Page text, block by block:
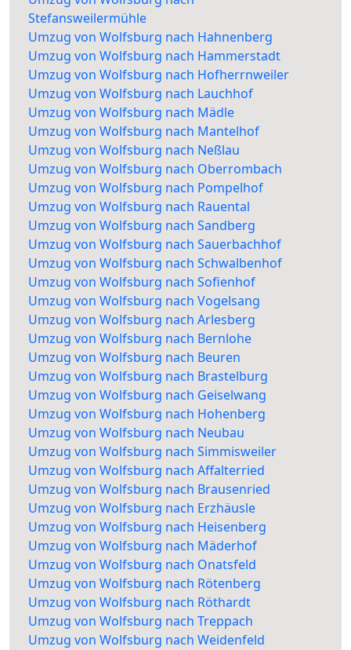
Stefansweilermühle
Umzug von Wolfsburg nach Hahnenberg
Umzug von Wolfsburg nach Hammerstadt
Umzug von Wolfsburg nach Hofherrnweiler
Umzug von Wolfsburg nach Lauchhof
Umzug von Wolfsburg nach Mädle
Umzug von Wolfsburg nach Mantelhof
Umzug von Wolfsburg nach Neßlau
Umzug von Wolfsburg nach Oberrombach
Umzug von Wolfsburg nach Pompelhof
Umzug von Wolfsburg nach Rauental
Umzug von Wolfsburg nach Sandberg
Umzug von Wolfsburg nach Sauerbachhof
Umzug von Wolfsburg nach Schwalbenhof
Umzug von Wolfsburg nach Sofienhof
Umzug von Wolfsburg nach Vogelsang
Umzug von Wolfsburg nach Arlesberg
Umzug von Wolfsburg nach Bernlohe
Umzug von Wolfsburg nach Beuren
Umzug von Wolfsburg nach Brastelburg
Umzug von Wolfsburg nach Geiselwang
Umzug von Wolfsburg nach Hohenberg
Umzug von Wolfsburg nach Neubau
Umzug von Wolfsburg nach Simmisweiler
Umzug von Wolfsburg nach Affalterried
Umzug von Wolfsburg nach Brausenried
Umzug von Wolfsburg nach Erzhäusle
Umzug von Wolfsburg nach Heisenberg
Umzug von Wolfsburg nach Mäderhof
Umzug von Wolfsburg nach Onatsfeld
Umzug von Wolfsburg nach Rötenberg
Umzug von Wolfsburg nach Röthardt
Umzug von Wolfsburg nach Treppach
Umzug von Wolfsburg nach Weidenfeld